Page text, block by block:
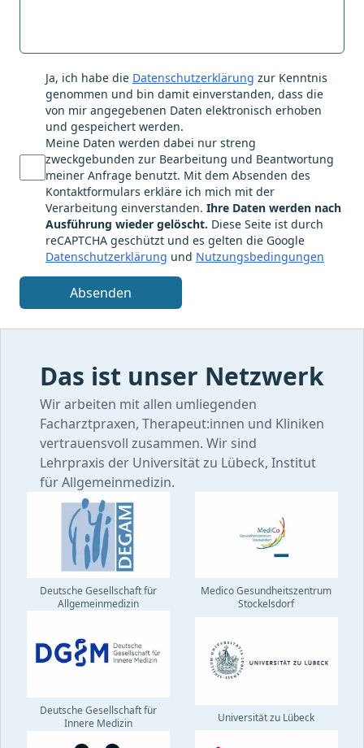
Ja, ich habe die Datenschutzerklärung zur Kenntnis
genommen und bin damit einverstanden, dass die
von mir angegebenen Daten elektronisch erhoben
und gespeichert werden.
Meine Daten werden dabei nur streng
zweckgebunden zur Bearbeitung und Beantwortung
meiner Anfrage benutzt. Mit dem Absenden des
Kontaktformulars erkläre ich mich mit der
Verarbeitung einverstanden. Ihre Daten werden nach
Ausführung wieder gelöscht. Diese Seite ist durch
reCAPTCHA geschützt und es gelten die Google
Datenschutzerklärung und Nutzungsbedingungen
Absenden
Das ist unser Netzwerk
Wir arbeiten mit allen umliegenden
Facharztpraxen, Therapeut:innen und Kliniken
vertrauensvoll zusammen. Wir sind
Lehrpraxis der Universität zu Lübeck, Institut
für Allgemeinmedizin.
Deutsche Gesellschaft für
Allgemeinmedizin
Medico Gesundheitszentrum
Stockelsdorf
Deutsche Gesellschaft für
Innere Medizin
Universität zu Lübeck